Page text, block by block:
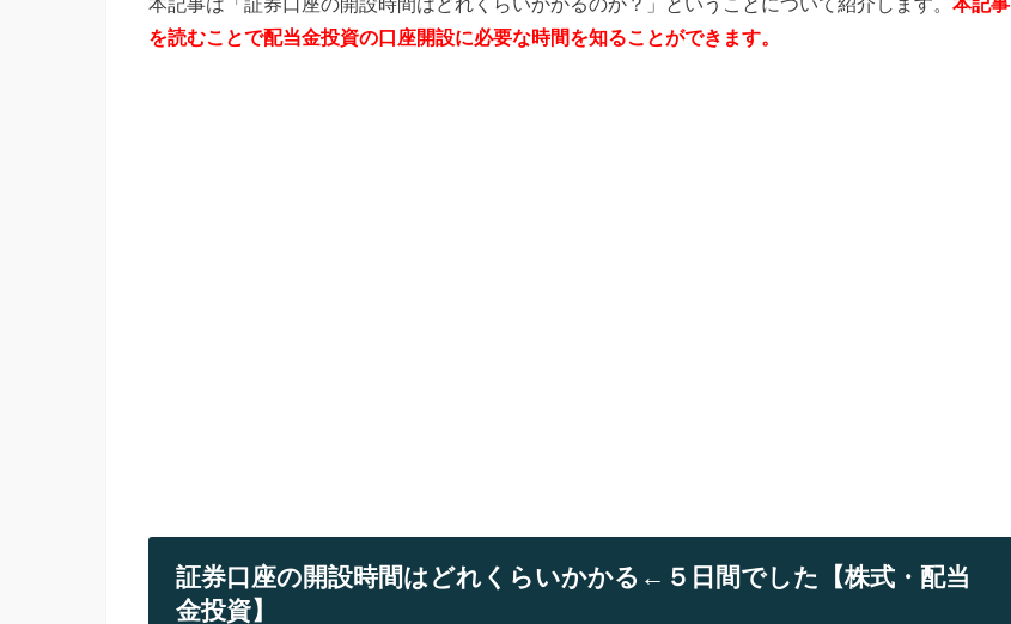
を読むことで配当金投資の口座開設に必要な時間を知ることができます。
証券口座の開設時間はどれくらいかかる←５日間でした【株式・配当
金投資】